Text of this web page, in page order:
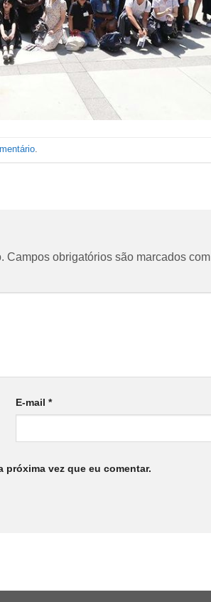
Campos obrigatórios são marcados com
E-mail*
próxima vez que eu comentar.